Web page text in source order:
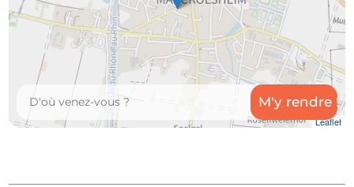
Leaflet